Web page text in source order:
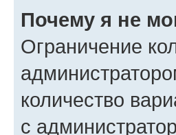
Почему я не
Ограничение
количество
с